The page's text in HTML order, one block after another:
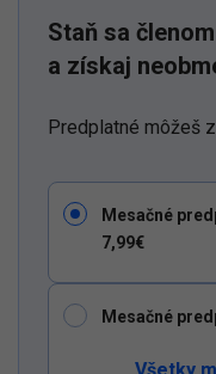
Staň sa
a získaj
Predplatné môžeš
Mesačné
7,99€
Mesačné